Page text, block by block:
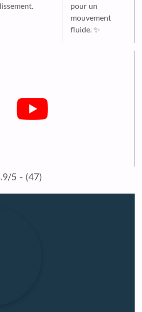
pour un
mouvement
fluide. ✨
5 - (47)